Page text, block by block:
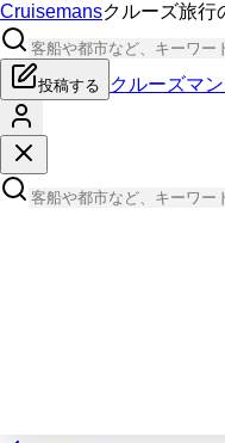
Cruisemansクルーズ旅行
投稿する クルーズマ